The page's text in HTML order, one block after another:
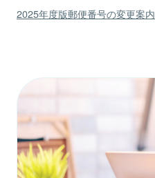
2025年度版郵便番号の変更案内